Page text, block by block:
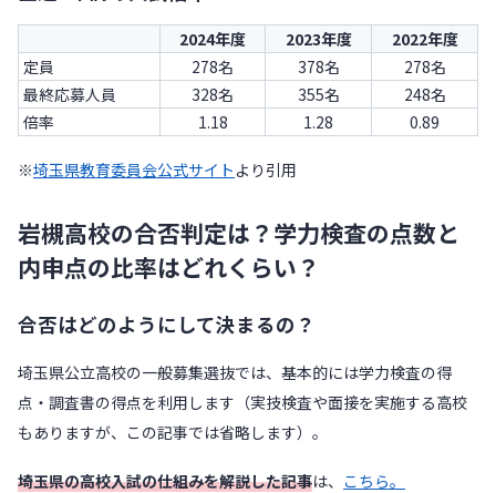
2024年度 2023年度
2022年度
定員
278名 378名
278名
最終応募人員
328名 355名
248名
倍率
1.18 1.28 0.89
※埼玉県教育委員会公式サイト より引用
岩槻高校の合否判定は？学力検査の点数と
内申点の比率はどれくらい？
合否はどのようにして決まるの？
埼玉県公立高校の一般募集選抜では、基本的には学力検査の得
点・調査書の得点を利用します（実技検査や面接を実施する高校
もありますが、この記事では省略します）。
埼玉県の高校入試の仕組みを解説した記事は、 こちら。